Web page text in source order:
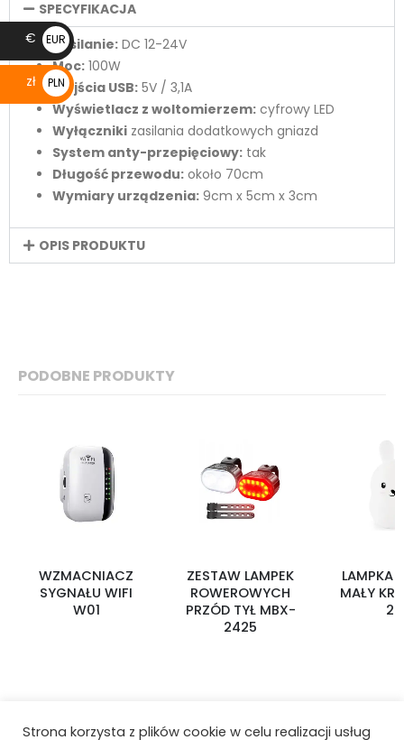
SPECYFIKACJA
Zasilanie: DC 12-24V
Moc: 100W
Wyjścia USB: 5V / 3,1A
Wyświetlacz z woltomierzem: cyfrowy LED
Wyłączniki zasilania dodatkowych gniazd
System anty-przepięciowy: tak
Długość przewodu: około 70cm
Wymiary urządzenia: 9cm x 5cm x 3cm
OPIS PRODUKTU
PODOBNE PRODUKTY
WZMACNIACZ
SYGNAŁU WIFI
W01
ZESTAW LAMPEK
ROWEROWYCH
PRZÓD TYŁ MBX-
2425
LAMPKA
MAŁY
20
Strona korzysta z plików cookie w celu realizacji usług
€
EUR
€
zł
PLN
zł